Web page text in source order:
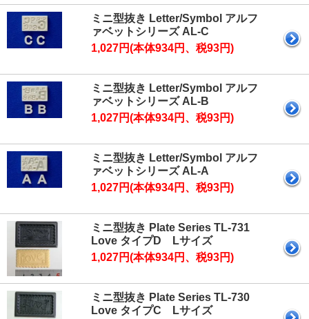
ミニ型抜き Letter/Symbol アルフ
ァベットシリーズ AL-C
1,027円(本体934円、税93円)
ミニ型抜き Letter/Symbol アルフ
ァベットシリーズ AL-B
1,027円(本体934円、税93円)
ミニ型抜き Letter/Symbol アルフ
ァベットシリーズ AL-A
1,027円(本体934円、税93円)
ミニ型抜き Plate Series TL-731
Love タイプD Lサイズ
1,027円(本体934円、税93円)
ミニ型抜き Plate Series TL-730
Love タイプC Lサイズ